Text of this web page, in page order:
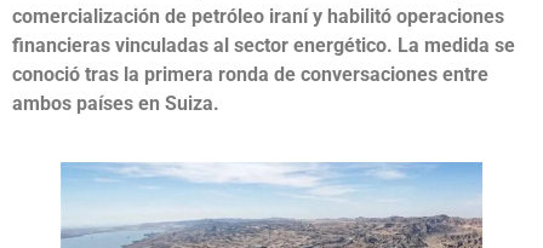
comercialización de petróleo iraní y habilitó operaciones
financieras vinculadas al sector energético. La medida se
conoció tras la primera ronda de conversaciones entre
ambos países en Suiza.